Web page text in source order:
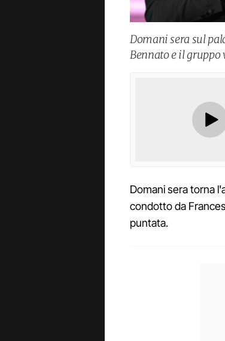
Domani sera sul
Bennato e il gruppo
Domani sera torna
condotto da
puntata.